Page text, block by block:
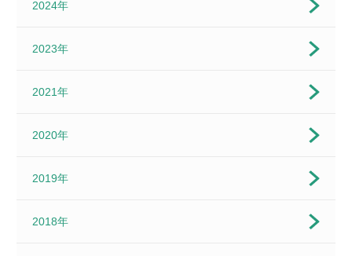
2024年
2023年
2021年
2020年
2019年
2018年